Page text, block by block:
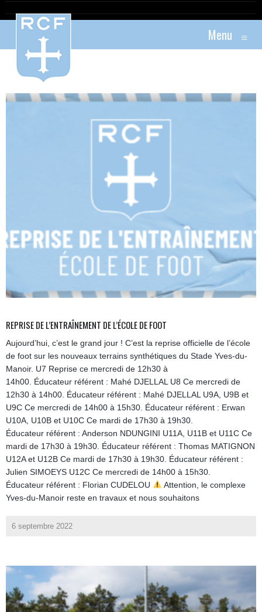
Menu ≡
REPRISE DE L’ENTRAÎNEMENT DE L’ÉCOLE DE FOOT
Aujourd’hui, c’est le grand jour ! C’est la reprise officielle de l’école
de foot sur les nouveaux terrains synthétiques du Stade Yves-du-
Manoir. U7 Reprise ce mercredi de 12h30 à
14h00. Éducateur référent : Mahé DJELLAL U8 Ce mercredi de
12h30 à 14h00. Éducateur référent : Mahé DJELLAL U9A, U9B et
U9C Ce mercredi de 14h00 à 15h30. Éducateur référent : Erwan
U10A, U10B et U10C Ce mardi de 17h30 à 19h30.
Éducateur référent : Anderson NDUNGINI U11A, U11B et U11C Ce
mardi de 17h30 à 19h30. Éducateur référent : Thomas MATIGNON
U12A et U12B Ce mardi de 17h30 à 19h30. Éducateur référent :
Julien SIMOEYS U12C Ce mercredi de 14h00 à 15h30.
Éducateur référent : Florian CUDELOU
Attention, le complexe
Yves-du-Manoir reste en travaux et nous souhaitons
6 septembre 2022